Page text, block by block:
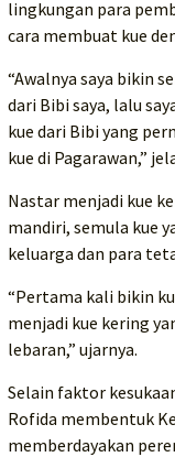
lingkungan para
cara membuat kue
“Awalnya saya bikin
dari Bibi saya, lalu
kue dari Bibi yang
kue di Pagarawan,”
Nastar menjadi kue
mandiri, semula kue
keluarga dan para
“Pertama kali bikin
menjadi kue kering
lebaran,” ujarnya.
Selain faktor
Rofida membentuk
memberdayakan